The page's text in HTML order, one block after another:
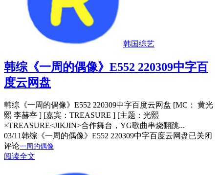
韩国综艺
韩综《一周的偶像》E552 220309中字百
度云网盘
韩综《一周的偶像》E552 220309中字百度云网盘 [MC： 黄光
熙 李赫宰 ] [嘉宾：TREASURE ] [主题：光熙
×TREASURE<JIKJIN>合作舞台，YG歌曲串烧翻跳...
03/11韩综《一周的偶像》E552 220309中字百度云网盘已关闭
评论一周的偶像
阅读全文